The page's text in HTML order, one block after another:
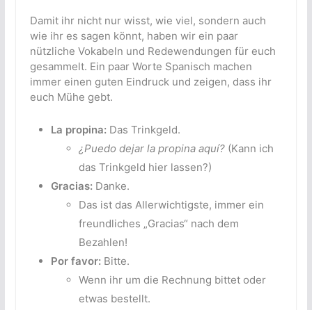
Damit ihr nicht nur wisst, wie viel, sondern auch
wie ihr es sagen könnt, haben wir ein paar
nützliche Vokabeln und Redewendungen für euch
gesammelt. Ein paar Worte Spanisch machen
immer einen guten Eindruck und zeigen, dass ihr
euch Mühe gebt.
La propina: Das Trinkgeld.
¿Puedo dejar la propina aquí?(Kann ich
das Trinkgeld hier lassen?)
Gracias: Danke.
Das ist das Allerwichtigste, immer ein
freundliches „Gracias“ nach dem
Bezahlen!
Por favor: Bitte.
Wenn ihr um die Rechnung bittet oder
etwas bestellt.